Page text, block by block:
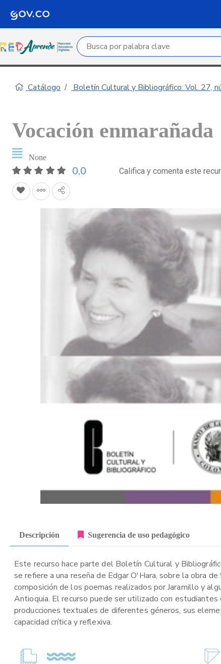
Campo de búsqueda por palabra clave
Catálogo Boletín Cultural y Bibliográfico: Vol. 27,
Vocación enmarañada
None
0,0 Califica y comenta este
Descripción Sugerencia de uso pedagógico
Este recurso hace parte del Boletín Cultural y
se refiere a una reseña de Edgar O'Hara, sobre la obra
composición de los poemas realizados por Jaramillo y
Antioquia. El recurso puede ser utilizado con
producciones textuales de diferentes géneros, sus
capacidad crítica y reflexiva.